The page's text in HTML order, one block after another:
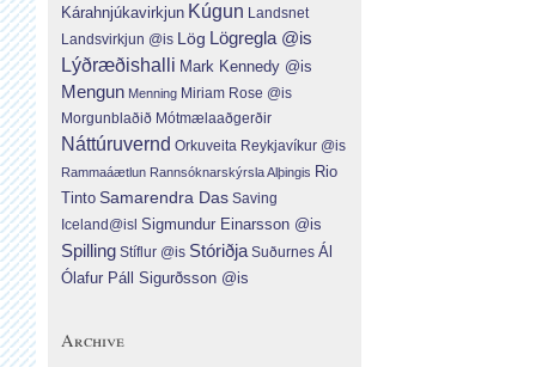
Kárahnjúkavirkjun Kúgun Landsnet
Landsvirkjun @is Lög Lögregla @is
Lýðræðishalli Mark Kennedy @is
Mengun Menning Miriam Rose @is
Morgunblaðið Mótmælaaðgerðir
Náttúruvernd Orkuveita Reykjavíkur @is
Rammaáætlun Rannsóknarskýrsla Alþingis Rio
Tinto Samarendra Das Saving
Iceland@isl Sigmundur Einarsson @is
Spilling Stíflur @is Stóriðja Suðurnes Ál
Ólafur Páll Sigurðsson @is
Archive